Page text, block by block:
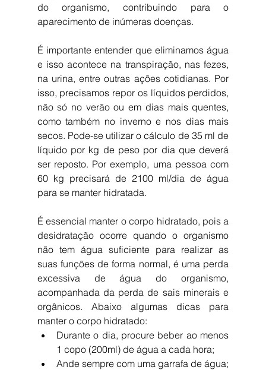
do organismo, contribuindo para o
aparecimento de inúmeras doenças.
É importante entender que eliminamos água
e isso acontece na transpiração, nas fezes,
na urina, entre outras ações cotidianas. Por
isso, precisamos repor os líquidos perdidos,
não só no verão ou em dias mais quentes,
como também no inverno e nos dias mais
secos. Pode-se utilizar o cálculo de 35 ml de
líquido por kg de peso por dia que deverá
ser reposto. Por exemplo, uma pessoa com
60 kg precisará de 2100 ml/dia de água
para se manter hidratada.
É essencial manter o corpo hidratado, pois a
desidratação ocorre quando o organismo
não tem água suficiente para realizar as
suas funções de forma normal, é uma perda
excessiva de água do organismo,
acompanhada da perda de sais minerais e
orgânicos. Abaixo algumas dicas para
manter o corpo hidratado:
Durante o dia, procure beber ao menos
1 copo (200ml) de água a cada hora;